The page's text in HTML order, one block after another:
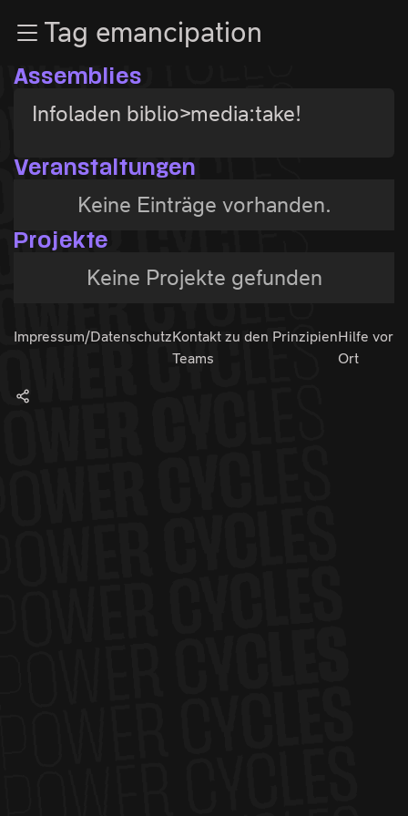
Zum InhaltTag emancipation
Assemblies
Infoladen biblio>media:take!
Veranstaltungen
Keine Einträge vorhanden.
Projekte
Keine Projekte gefunden
Impressum/DatenschutzKontakt zu den
Teams
PrinzipienHilfe vor
Ort